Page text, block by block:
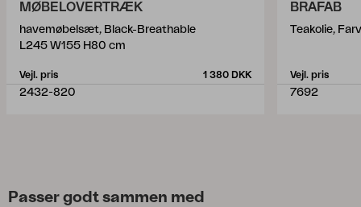
MØBELOVERTRÆK
havemøbelsæt, Black-Breathable
L245 W155 H80 cm
Vejl. pris 1 380 DKK
2432-820
BRAFAB
Teakolie,
Vejl. pris
7692
Passer godt sammen med